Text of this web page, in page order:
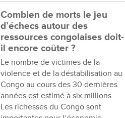
Combien de morts le jeu
d’échecs autour des
ressources congolaises doit-
il encore coûter ?
Le nombre de victimes de la
violence et de la déstabilisation au
Congo au cours des 30 dernières
années est estimé à six millions.
Les richesses du Congo sont